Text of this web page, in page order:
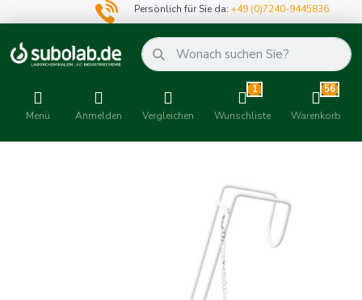
Persönlich für Sie da:+49 (0)7240-9445836
Menü Anmelden Vergleichen
1
Wunschliste
56
Warenkorb